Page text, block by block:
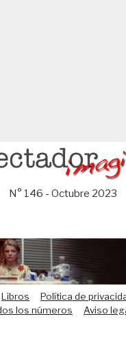
N° 146 - Octubre 2023
Libros
Política de
los números Aviso